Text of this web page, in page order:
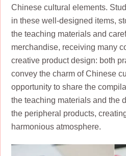
Chinese cultural elements.
in these well-designed items,
the teaching materials and
merchandise, receiving many
creative product design: both
convey the charm of Chinese
opportunity to share the
the teaching materials and the
the peripheral products,
harmonious atmosphere.